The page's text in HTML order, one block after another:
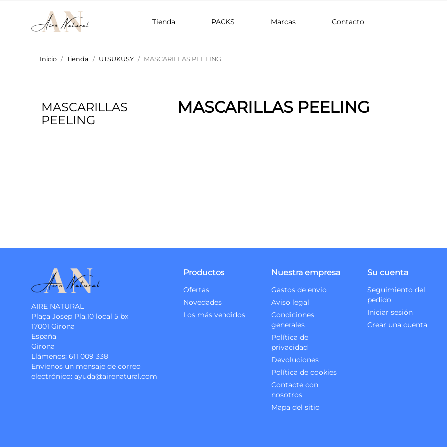
Tienda PACKS Marcas Contacto
Inicio Tienda UTSUKUSY MASCARILLAS PEELING
MASCARILLAS
PEELING
MASCARILLAS PEELING
AIRE NATURAL
Plaça Josep Pla,10 local 5 bx
17001 Girona
España
Girona
Llámenos: 611 009 338
Envíenos un mensaje de correo
electrónico: ayuda@airenatural.com
Productos
Ofertas
Novedades
Los más vendidos
Nuestra empresa
Gastos de envio
Aviso legal
Condiciones
generales
Política de
privacidad
Devoluciones
Política de cookies
Contacte con
nosotros
Mapa del sitio
Su cuenta
Seguimiento del
pedido
Iniciar sesión
Crear una cuenta